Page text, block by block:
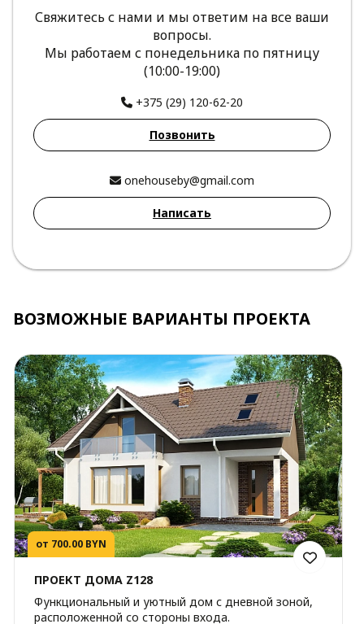
Свяжитесь с нами и мы ответим на все ваши
вопросы.
Мы работаем с понедельника по пятницу
(10:00-19:00)
+375 (29) 120-62-20
Позвонить
onehouseby@gmail.com
Написать
ВОЗМОЖНЫЕ ВАРИАНТЫ ПРОЕКТА
от 700.00 BYN
ПРОЕКТ ДОМА Z128
Функциональный и уютный дом с дневной зоной,
расположенной со стороны входа.